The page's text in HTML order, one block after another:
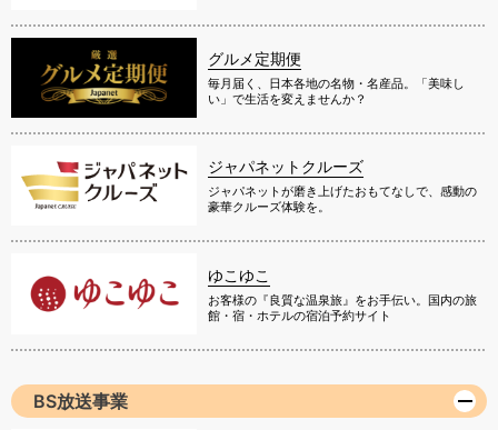
グルメ定期便
毎月届く、日本各地の名物・名産品。「美味し
い」で生活を変えませんか？
ジャパネットクルーズ
ジャパネットが磨き上げたおもてなしで、感動の
豪華クルーズ体験を。
ゆこゆこ
お客様の『良質な温泉旅』をお手伝い。国内の旅
館・宿・ホテルの宿泊予約サイト
BS放送事業